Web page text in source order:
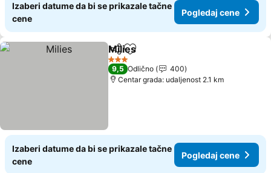
Izaberi datume da bi se prikazale tačne
cene
Pogledaj cene
Deli Dodati u favorite
Milies
3 Zvezdice
9,5 Odlično
400
Centar grada: udaljenost 2.1 km
Izaberi datume da bi se prikazale tačne
cene
Pogledaj cene